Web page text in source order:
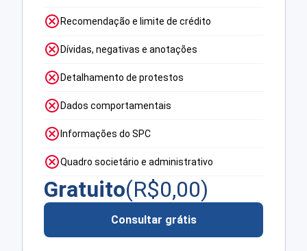
Recomendação e limite de crédito
Dívidas, negativas e anotações
Detalhamento de protestos
Dados comportamentais
Informações do SPC
Quadro societário e administrativo
Gratuito(R$0,00)
Consultar grátis